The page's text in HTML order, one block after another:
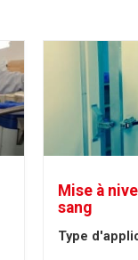
Mise à
sang
Type